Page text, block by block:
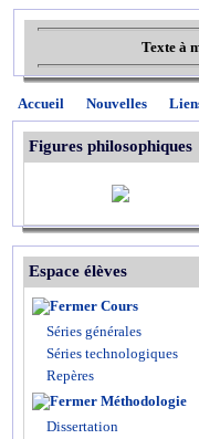
Texte à
Accueil Nouvelles
Figures philosophiques
Espace élèves
Cours
Séries générales
Séries technologiques
Repères
Méthodologie
Dissertation